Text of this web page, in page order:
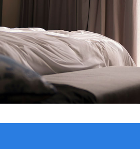
VER CATÁLOGO